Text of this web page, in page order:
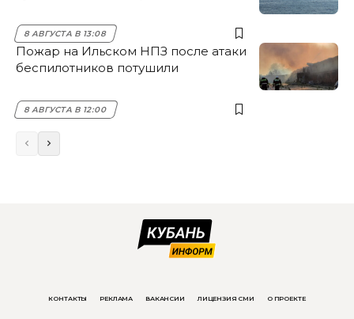
8 АВГУСТА В 13:08
Пожар на Ильском НПЗ после атаки
беспилотников потушили
8 АВГУСТА В 12:00
КОНТАКТЫ РЕКЛАМА ВАКАНСИИ ЛИЦЕНЗИЯ СМИ О ПРОЕКТЕ